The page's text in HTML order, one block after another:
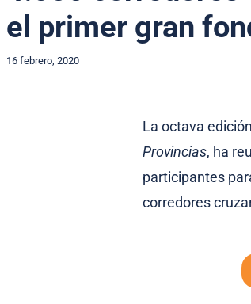
el primer gran
16 febrero, 2020
La octava
Provincias, ha
participantes
corredores